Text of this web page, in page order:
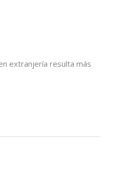
extranjería resulta más